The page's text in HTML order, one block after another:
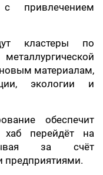
привлечением
кластеры по
материалам,
экологии и
обеспечит
перейдёт на
за счёт